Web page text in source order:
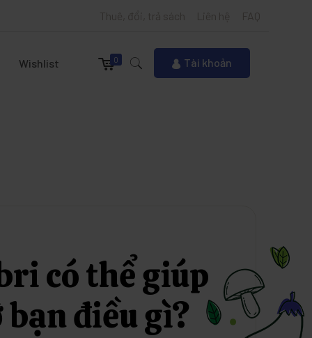
Thuê, đổi, trả sách Liên hệ FAQ
Wishlist 0 Tài khoản
có thể giúp
bạn điều gì?